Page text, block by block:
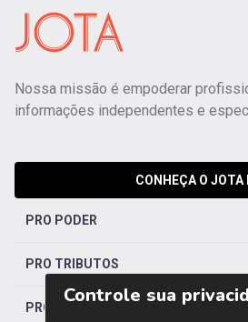
Nossa missão é empoderar
informações independentes e
CONHEÇA O JOTA
PRO PODER
PRO TRIBUTOS
PRO TRABALHISTA